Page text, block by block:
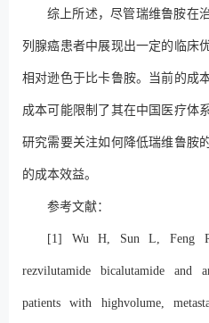
综上所述，尽管瑞维鲁胺在
列腺癌患者中展现出一定的临床
相对逊色于比卡鲁胺。当前的成
成本可能限制了其在中国医疗体
研究需要关注如何降低瑞维鲁胺
的成本效益。
参考文献：
[1] Wu H, Sun L, Feng
rezvilutamide bicalutamide and
patients with highvolume,